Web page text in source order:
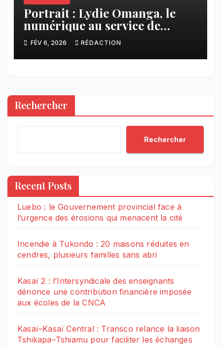
Portrait : Lydie Omanga, le
numérique au service de
l’humain
FÉV 6, 2026 RÉDACTION
Rechercher
Rechercher
Recent Posts
Luebo : le Gouvernement provincial face à
l’urgence des érosions qui menacent la cité
Incendie à Tukondo : 20 maisons réduites en
cendres, plusieurs familles sans abri
Kasaï 2 : l’Intersyndicale des enseignants
dénonce une contribution financière imposée
aux écoles de la CNCA
Kasaï–Kasaï Central : Transco relance la liaison
Tshikapa–Tshiamu pour faciliter les échanges